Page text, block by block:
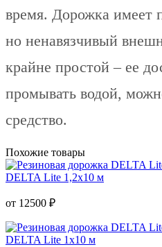
время. Дорожка имеет
но ненавязчивый
крайне простой – ее
промывать водой,
средство.
Похожие товары
DELTA Lite 1,2х10 м
от 12500 ₽
DELTA Lite 1х10 м